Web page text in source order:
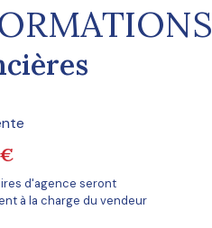
d'agence seront
à la charge du vendeur